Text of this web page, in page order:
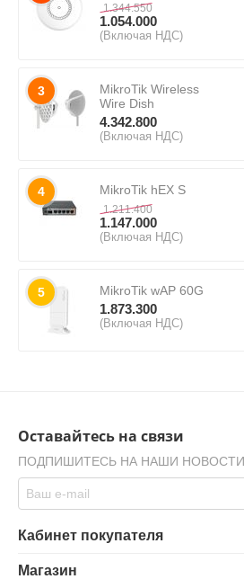
1.344.550
1.054.000
(Включая НДС)
3
MikroTik Wireless
Wire Dish
4.342.800
(Включая НДС)
4 MikroTik hEX S
1.211.400
1.147.000
(Включая НДС)
5 MikroTik wAP 60G
1.873.300
(Включая НДС)
Оставайтесь на связи
ПОДПИШИТЕСЬ НА НАШИ
Кабинет покупателя
Магазин